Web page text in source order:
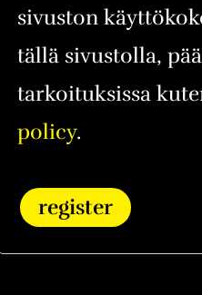
sivuston
tällä sivustolla,
tarkoituksissa
policy.
register